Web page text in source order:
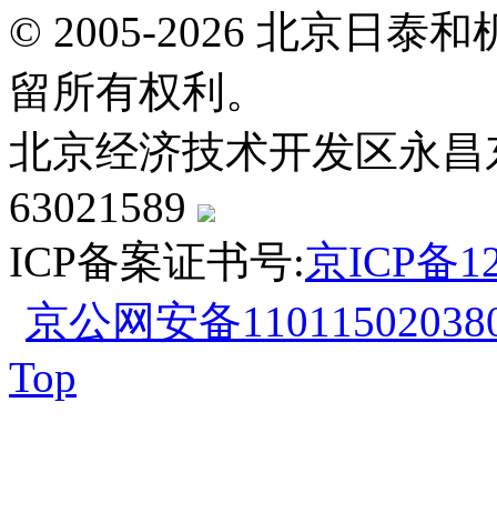
© 2005-2026 北京日泰
留所有权利。
北京经济技术开发区永
63021589
ICP备案证书号:京ICP备
京公网安备
Top